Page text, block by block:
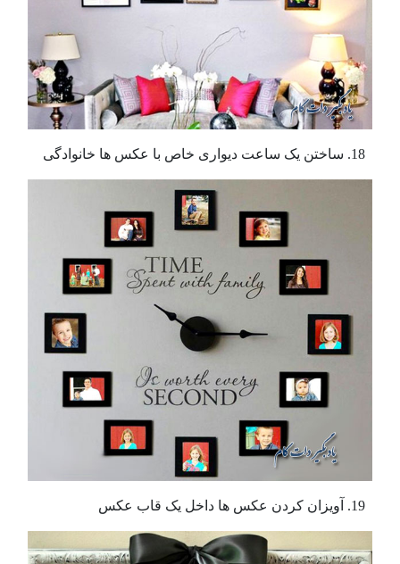
ساختن یک ساعت دیواری خاص با عکس ها خانوادگی
آویزان کردن عکس ها داخل یک قاب عکس